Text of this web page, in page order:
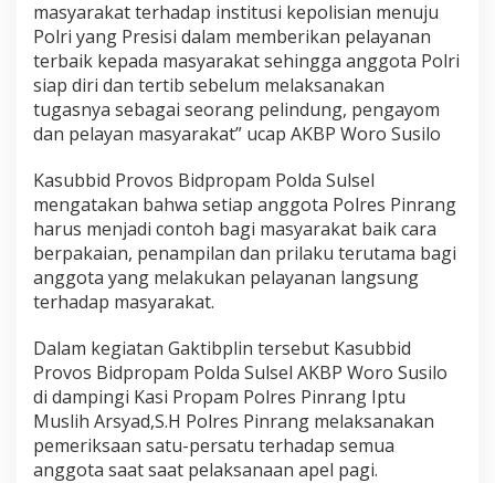
h
S
u
b
b
i
d
B
d
P
r
o
p
a
m
o
l
d
a
S
u
masyarakat terhadap institusi kepolisian menuju
Polri yang Presisi dalam memberikan pelayanan
terbaik kepada masyarakat sehingga anggota Polri
siap diri dan tertib sebelum melaksanakan
tugasnya sebagai seorang pelindung, pengayom
dan pelayan masyarakat” ucap AKBP Woro Susilo
Kasubbid Provos Bidpropam Polda Sulsel
mengatakan bahwa setiap anggota Polres Pinrang
harus menjadi contoh bagi masyarakat baik cara
berpakaian, penampilan dan prilaku terutama bagi
anggota yang melakukan pelayanan langsung
terhadap masyarakat.
Dalam kegiatan Gaktibplin tersebut Kasubbid
Provos Bidpropam Polda Sulsel AKBP Woro Susilo
di dampingi Kasi Propam Polres Pinrang Iptu
Muslih Arsyad,S.H Polres Pinrang melaksanakan
pemeriksaan satu-persatu terhadap semua
anggota saat saat pelaksanaan apel pagi.